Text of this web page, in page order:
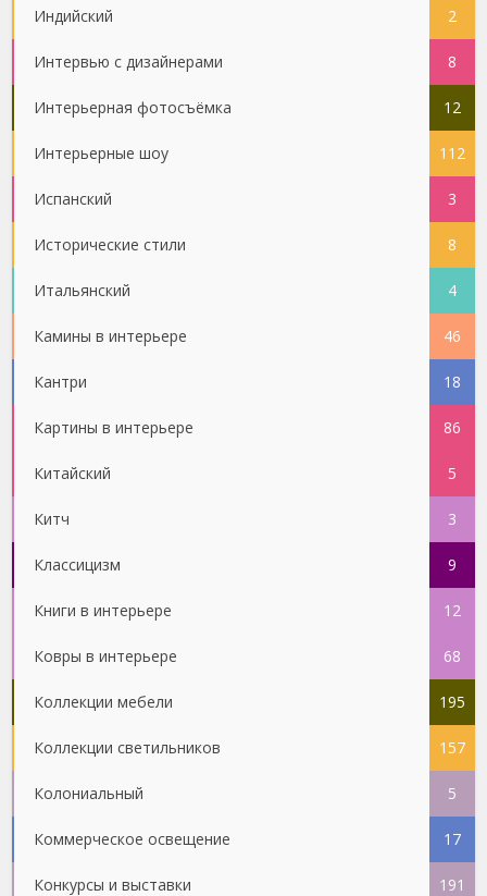
Индийский 2
Интервью с дизайнерами 8
Интерьерная фотосъёмка 12
Интерьерные шоу 112
Испанский 3
Исторические стили 8
Итальянский 4
Камины в интерьере 46
Кантри 18
Картины в интерьере 86
Китайский 5
Китч 3
Классицизм 9
Книги в интерьере 12
Ковры в интерьере 68
Коллекции мебели 195
Коллекции светильников 157
Колониальный 5
Коммерческое освещение 17
Конкурсы и выставки 191